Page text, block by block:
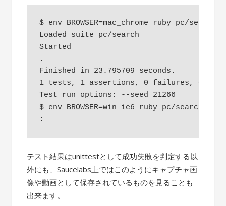
$ env BROWSER=mac_chrome ruby pc/
Loaded suite pc/search
Started
.
Finished in 23.795709 seconds.
1 tests, 1 assertions, 0 failures, 0
Test run options: --seed 21266
$ env BROWSER=win_ie6 ruby pc/search.rb
テスト結果はunittestとして成功失敗を判定する以
外にも、Saucelabs上ではこのようにキャプチャ画
像や動画として保存されているものを見ることも
出来ます。